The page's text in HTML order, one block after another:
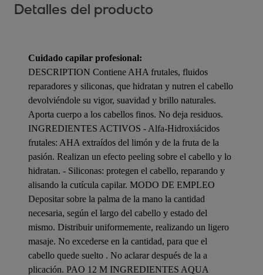
Detalles del producto
Cuidado capilar profesional:
DESCRIPTION Contiene AHA frutales, fluidos
reparadores y siliconas, que hidratan y nutren el cabello
devolviéndole su vigor, suavidad y brillo naturales.
Aporta cuerpo a los cabellos finos. No deja residuos.
INGREDIENTES ACTIVOS - Alfa-Hidroxiácidos
frutales: AHA extraídos del limón y de la fruta de la
pasión. Realizan un efecto peeling sobre el cabello y lo
hidratan. - Siliconas: protegen el cabello, reparando y
alisando la cutícula capilar. MODO DE EMPLEO
Depositar sobre la palma de la mano la cantidad
necesaria, según el largo del cabello y estado del
mismo. Distribuir uniformemente, realizando un ligero
masaje. No excederse en la cantidad, para que el
cabello quede suelto . No aclarar después de la a
plicación. PAO 12 M INGREDIENTES AQUA